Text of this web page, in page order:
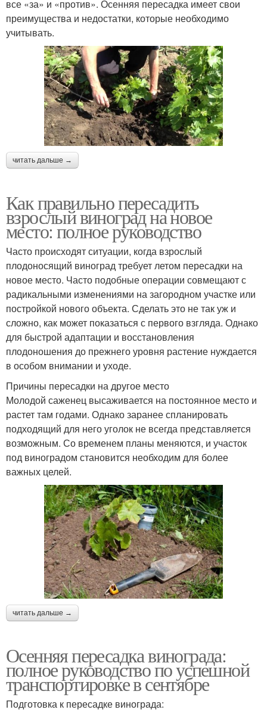
все «за» и «против». Осенняя пересадка имеет свои
преимущества и недостатки, которые необходимо
учитывать.
читать дальше →
Как правильно пересадить
взрослый виноград на новое
место: полное руководство
Часто происходят ситуации, когда взрослый
плодоносящий виноград требует летом пересадки на
новое место. Часто подобные операции совмещают с
радикальными изменениями на загородном участке или
постройкой нового объекта. Сделать это не так уж и
сложно, как может показаться с первого взгляда. Однако
для быстрой адаптации и восстановления
плодоношения до прежнего уровня растение нуждается
в особом внимании и уходе.
Причины пересадки на другое место
Молодой саженец высаживается на постоянное место и
растет там годами. Однако заранее спланировать
подходящий для него уголок не всегда представляется
возможным. Со временем планы меняются, и участок
под виноградом становится необходим для более
важных целей.
читать дальше →
Осенняя пересадка винограда:
полное руководство по успешной
транспортировке в сентябре
Подготовка к пересадке винограда: